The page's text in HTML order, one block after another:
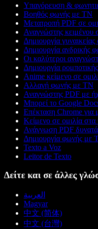
Υπαγόρευση &
Βοηθός φωνής με ΤΝ
Μετατροπή PDF σε
Αναγνώστης κειμένου
Δημιουργία
Δημιουργία ανδρικής
Οι καλύτεροι
Δημιουργία
Anime κείμενο σε
Αλλαγή φωνής με ΤΝ
Αναγνώστης PDF με
Μπορεί το Google
Επέκταση Chrome για
Κείμενο σε ομιλία στα
Ανάγνωση PDF δυνατά
Δημιουργία φωνής με
Texto a Voz
Leitor de Texto
Δείτε και σε άλλες
العربية
Magyar
中文 (简体)
中文 (台灣)